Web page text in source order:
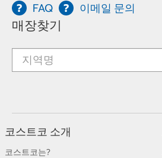
FAQ 이메일 문의
매장찾기
코스트코 소개
코스트코는?